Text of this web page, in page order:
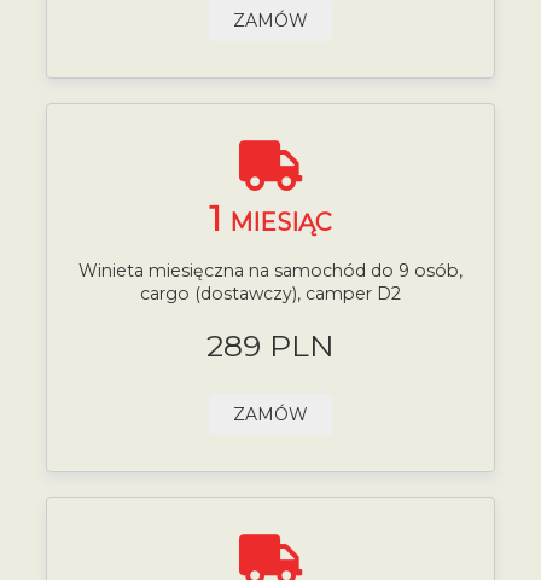
ZAMÓW
1 MIESIĄC
Winieta miesięczna na samochód do 9 osób,
cargo (dostawczy), camper D2
289 PLN
ZAMÓW